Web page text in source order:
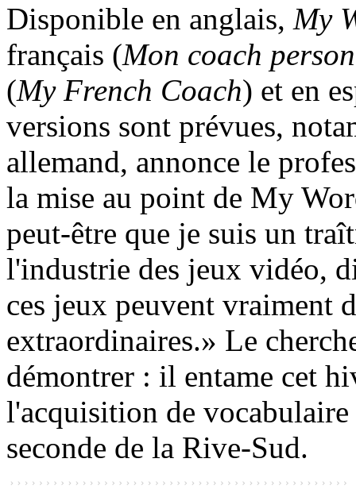
Disponible en anglais, My
français (Mon coach
(My French Coach) et en
versions sont prévues,
allemand, annonce le
la mise au point de My
peut-être que je suis un
l'industrie des jeux vidéo,
ces jeux peuvent vraiment
extraordinaires.» Le
démontrer : il entame cet
l'acquisition de vocabulaire
seconde de la Rive-Sud.